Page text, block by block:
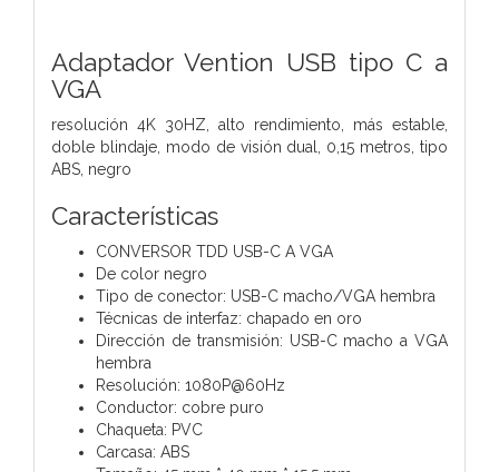
Adaptador Vention USB tipo C a
VGA
resolución 4K 30HZ, alto rendimiento, más estable,
doble blindaje, modo de visión dual, 0,15 metros, tipo
ABS, negro
Características
CONVERSOR TDD USB-C A VGA
De color negro
Tipo de conector: USB-C macho/VGA hembra
Técnicas de interfaz: chapado en oro
Dirección de transmisión: USB-C macho a VGA
hembra
Resolución: 1080P@60Hz
Conductor: cobre puro
Chaqueta: PVC
Carcasa: ABS